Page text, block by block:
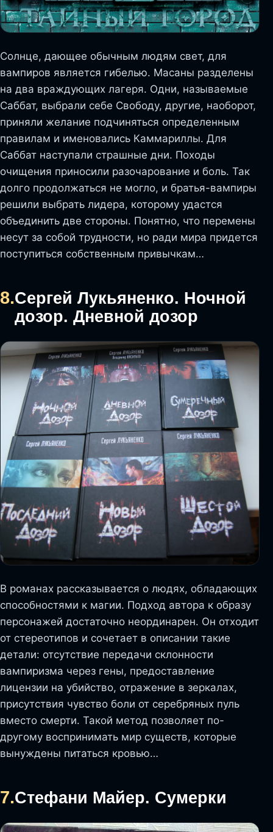
Солнце, дающее обычным людям свет, для
вампиров является гибелью. Масаны разделены
на два враждующих лагеря. Одни, называемые
Саббат, выбрали себе Свободу, другие, наоборот,
приняли желание подчиняться определенным
правилам и именовались Каммариллы. Для
Саббат наступали страшные дни. Походы
очищения приносили разочарование и боль. Так
долго продолжаться не могло, и братья-вампиры
решили выбрать лидера, которому удастся
объединить две стороны. Понятно, что перемены
несут за собой трудности, но ради мира придется
поступиться собственным привычкам…
8.Сергей Лукьяненко. Ночной
дозор. Дневной дозор
В романах рассказывается о людях, обладающих
способностями к магии. Подход автора к образу
персонажей достаточно неординарен. Он отходит
от стереотипов и сочетает в описании такие
детали: отсутствие передачи склонности
вампиризма через гены, предоставление
лицензии на убийство, отражение в зеркалах,
присутствия чувство боли от серебряных пуль
вместо смерти. Такой метод позволяет по-
другому воспринимать мир существ, которые
вынуждены питаться кровью…
7.Стефани Майер. Сумерки